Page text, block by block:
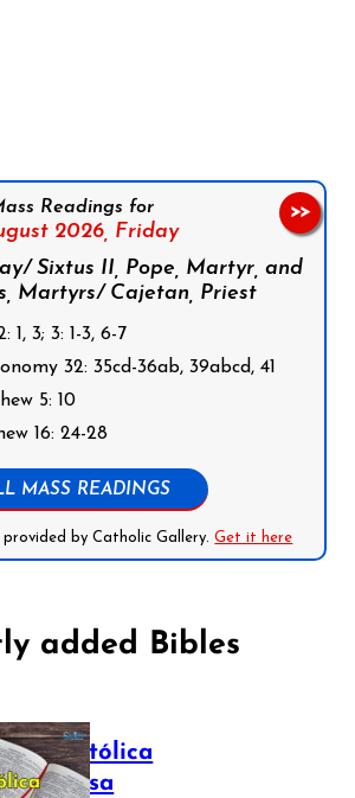
Readings for
2026, Friday
Sixtus II, Pope, Martyr, and
Martyrs/ Cajetan, Priest
3; 3: 1-3, 6-7
32: 35cd-36ab, 39abcd, 41
5: 10
16: 24-28
MASS READINGS
provided by Catholic Gallery.Get it here
>>
added Bibles
Católica